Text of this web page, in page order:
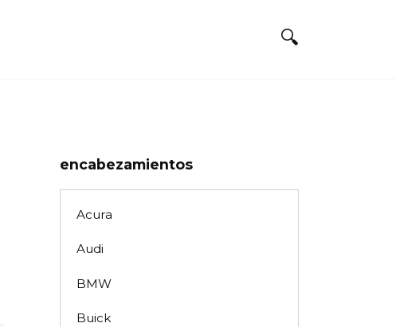
encabezamientos
Acura
Audi
BMW
Buick